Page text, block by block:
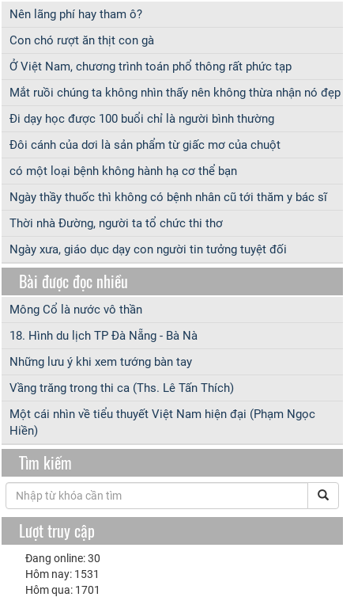
Nên lãng phí hay tham ô?
Con chó rượt ăn thịt con gà
Ở Việt Nam, chương trình toán phổ thông rất phức tạp
Mắt ruồi chúng ta không nhìn thấy nên không thừa nhận nó đẹp
Đi dạy học được 100 buổi chỉ là người bình thường
Đôi cánh của dơi là sản phẩm từ giấc mơ của chuột
có một loại bệnh không hành hạ cơ thể bạn
Ngày thầy thuốc thì không có bệnh nhân cũ tới thăm y bác sĩ
Thời nhà Đường, người ta tổ chức thi thơ
Ngày xưa, giáo dục dạy con người tin tưởng tuyệt đối
Bài được đọc nhiều
Mông Cổ là nước vô thần
18. Hình du lịch TP Đà Nẵng - Bà Nà
Những lưu ý khi xem tướng bàn tay
Vầng trăng trong thi ca (Ths. Lê Tấn Thích)
Một cái nhìn về tiểu thuyết Việt Nam hiện đại (Phạm Ngọc
Hiền)
Tìm kiếm
Lượt truy cập
Đang online: 30
Hôm nay: 1531
Hôm qua: 1701